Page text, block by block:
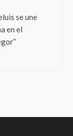
se une
en el